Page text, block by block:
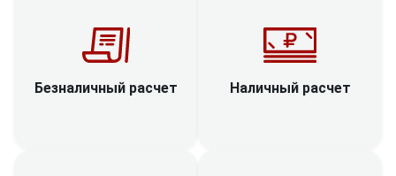
Безналичный расчет Наличный расчет